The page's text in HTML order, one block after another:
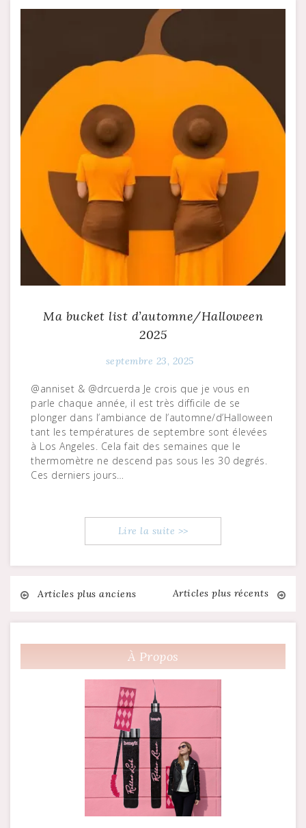
Ma bucket list d’automne/Halloween
2025
septembre 23, 2025
@anniset & @drcuerda Je crois que je vous en
parle chaque année, il est très difficile de se
plonger dans l’ambiance de l’automne/d’Halloween
tant les températures de septembre sont élevées
à Los Angeles. Cela fait des semaines que le
thermomètre ne descend pas sous les 30 degrés.
Ces derniers jours…
Lire la suite >>
Navigation
articles
Articles plus anciens Articles plus récents
À Propos